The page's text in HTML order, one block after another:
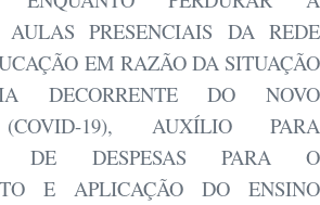
AULAS PRESENCIAIS DA REDE
EM RAZÃO DA SITUAÇÃO
DECORRENTE DO NOVO
(COVID-19), AUXÍLIO PARA
DE DESPESAS PARA O
E APLICAÇÃO DO ENSINO